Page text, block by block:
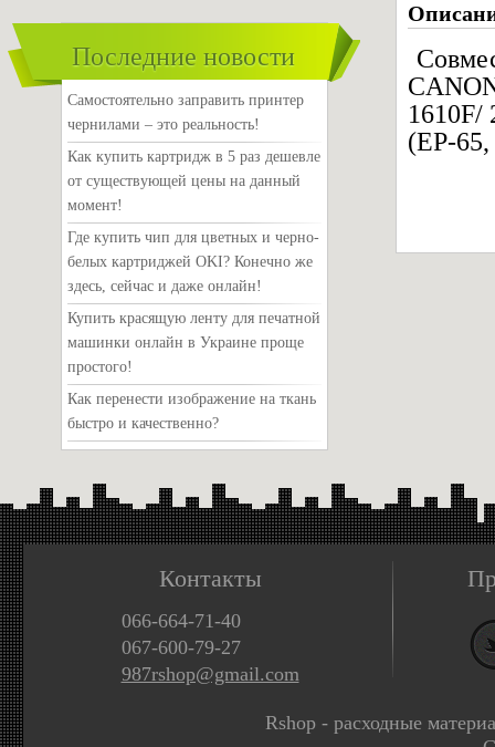
1610F/
(EP-
Последние новости
Самостоятельно заправить принтер
чернилами – это реальность!
Как купить картридж в 5 раз дешевле
от существующей цены на данный
момент!
Где купить чип для цветных и черно-
белых картриджей OKI? Конечно же
здесь, сейчас и даже онлайн!
Купить красящую ленту для печатной
машинки онлайн в Украине проще
простого!
Как перенести изображение на ткань
быстро и качественно?
Контакты
066-664-71-40
067-600-79-27
987rshop@gmail.com
Rshop - расходные